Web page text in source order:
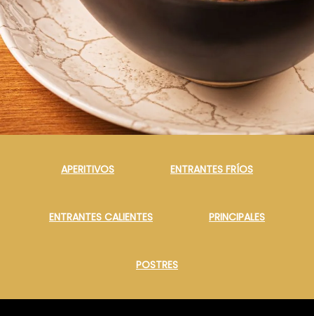
APERITIVOS ENTRANTES FRÍOS
ENTRANTES CALIENTES PRINCIPALES
POSTRES